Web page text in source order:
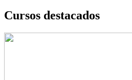
Cursos destacados